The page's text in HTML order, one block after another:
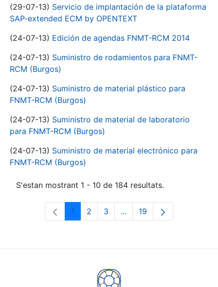
(29-07-13) Servicio de implantación de la plataforma
SAP-extended ECM by OPENTEXT
(24-07-13) Edición de agendas FNMT-RCM 2014
(24-07-13) Suministro de rodamientos para FNMT-
RCM (Burgos)
(24-07-13) Suministro de material plástico para
FNMT-RCM (Burgos)
(24-07-13) Suministro de material de laboratorio
para FNMT-RCM (Burgos)
(24-07-13) Suministro de material electrónico para
FNMT-RCM (Burgos)
S'estan mostrant 1 - 10 de 184 resultats.
Pàgina
1 Pàgina
2 Pàgina
3 ...Pàgines intermèdies
Pàgina
19